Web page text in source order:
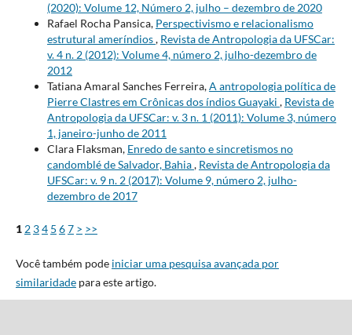
(2020): Volume 12, Número 2, julho – dezembro de 2020
Rafael Rocha Pansica, Perspectivismo e relacionalismo
estrutural ameríndios, Revista de Antropologia da UFSCar:
v. 4 n. 2 (2012): Volume 4, número 2, julho-dezembro de
2012
Tatiana Amaral Sanches Ferreira,A antropologia política de
Pierre Clastres em Crônicas dos índios Guayaki , Revista de
Antropologia da UFSCar: v. 3 n. 1 (2011): Volume 3, número
1, janeiro-junho de 2011
Clara Flaksman, Enredo de santo e sincretismos no
candomblé de Salvador, Bahia, Revista de Antropologia da
UFSCar: v. 9 n. 2 (2017): Volume 9, número 2, julho-
dezembro de 2017
1 2 34 5 67 > >>
Você também pode iniciar uma pesquisa avançada por
similaridadepara este artigo.